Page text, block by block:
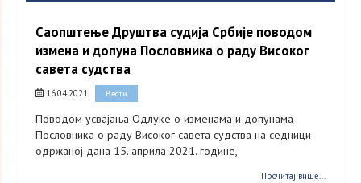
Саопштење Друштва судија Србије поводом
измена и допуна Пословника о раду Високог
савета судства
16.04.2021 Вести
Поводом усвајања Одлуке о изменама и допунама
Пословника о раду Високог савета судства на седници
одржаној дана 15. априла 2021. године,
Прочитај више...